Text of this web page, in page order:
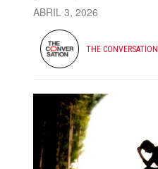
ABRIL 3, 2026
THE CONVERSATION